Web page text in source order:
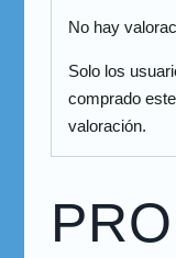
No hay
Solo los
comprado
valoración.